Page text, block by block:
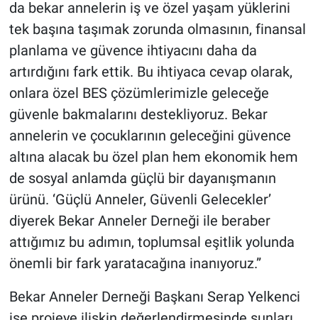
da bekar annelerin iş ve özel yaşam yüklerini
tek başına taşımak zorunda olmasının, finansal
planlama ve güvence ihtiyacını daha da
artırdığını fark ettik. Bu ihtiyaca cevap olarak,
onlara özel BES çözümlerimizle geleceğe
güvenle bakmalarını destekliyoruz. Bekar
annelerin ve çocuklarının geleceğini güvence
altına alacak bu özel plan hem ekonomik hem
de sosyal anlamda güçlü bir dayanışmanın
ürünü. ‘Güçlü Anneler, Güvenli Gelecekler’
diyerek Bekar Anneler Derneği ile beraber
attığımız bu adımın, toplumsal eşitlik yolunda
önemli bir fark yaratacağına inanıyoruz.”
Bekar Anneler Derneği Başkanı Serap Yelkenci